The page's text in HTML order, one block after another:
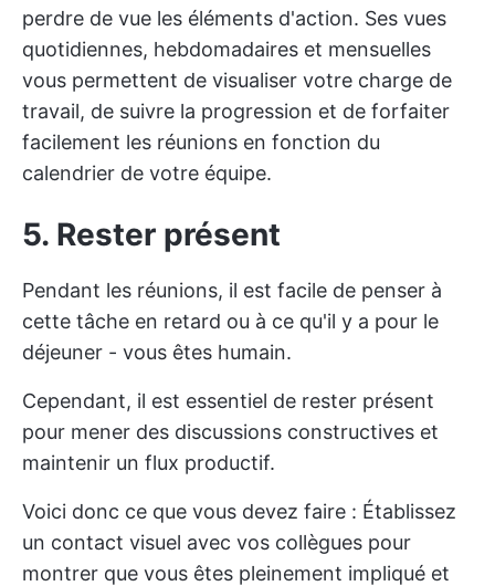
perdre de vue les éléments d'action. Ses vues
quotidiennes, hebdomadaires et mensuelles
vous permettent de visualiser votre charge de
travail, de suivre la progression et de forfaiter
facilement les réunions en fonction du
calendrier de votre équipe.
5. Rester présent
Pendant les réunions, il est facile de penser à
cette tâche en retard ou à ce qu'il y a pour le
déjeuner - vous êtes humain.
Cependant, il est essentiel de rester présent
pour mener des discussions constructives et
maintenir un flux productif.
Voici donc ce que vous devez faire : Établissez
un contact visuel avec vos collègues pour
montrer que vous êtes pleinement impliqué et